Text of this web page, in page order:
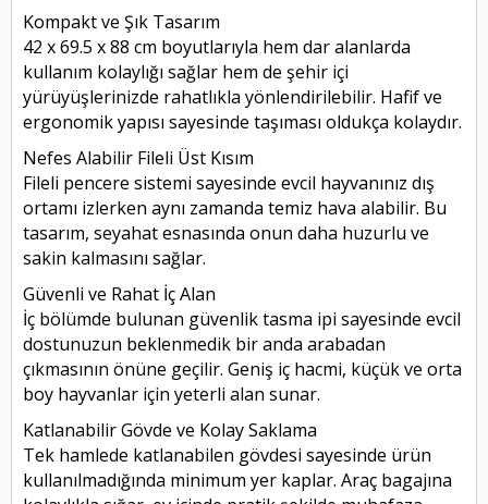
Kompakt ve Şık Tasarım
42 x 69.5 x 88 cm boyutlarıyla hem dar alanlarda
kullanım kolaylığı sağlar hem de şehir içi
yürüyüşlerinizde rahatlıkla yönlendirilebilir. Hafif ve
ergonomik yapısı sayesinde taşıması oldukça kolaydır.
Nefes Alabilir Fileli Üst Kısım
Fileli pencere sistemi sayesinde evcil hayvanınız dış
ortamı izlerken aynı zamanda temiz hava alabilir. Bu
tasarım, seyahat esnasında onun daha huzurlu ve
sakin kalmasını sağlar.
Güvenli ve Rahat İç Alan
İç bölümde bulunan güvenlik tasma ipi sayesinde evcil
dostunuzun beklenmedik bir anda arabadan
çıkmasının önüne geçilir. Geniş iç hacmi, küçük ve orta
boy hayvanlar için yeterli alan sunar.
Katlanabilir Gövde ve Kolay Saklama
Tek hamlede katlanabilen gövdesi sayesinde ürün
kullanılmadığında minimum yer kaplar. Araç bagajına